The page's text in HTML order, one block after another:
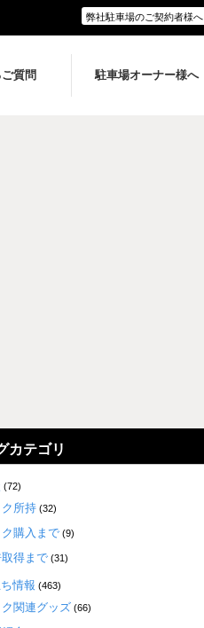
弊社駐車場のご契約者様へ
質問 駐車場オーナー様へ
カテゴリ
(72)
所持 (32)
購入まで (9)
得まで (31)
情報 (463)
関連グッズ (66)